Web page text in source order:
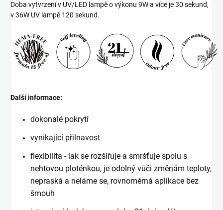
Doba vytvrzení v UV/LED lampě o výkonu 9W a více je 30 sekund,
v 36W UV lampě 120 sekund.
Další informace:
dokonalé pokrytí
vynikající přilnavost
flexibilita - lak se rozšiřuje a smršťuje spolu s
nehtovou ploténkou, je odolný vůči změnám teploty,
nepraská a neláme se, rovnoměrná aplikace bez
šmouh